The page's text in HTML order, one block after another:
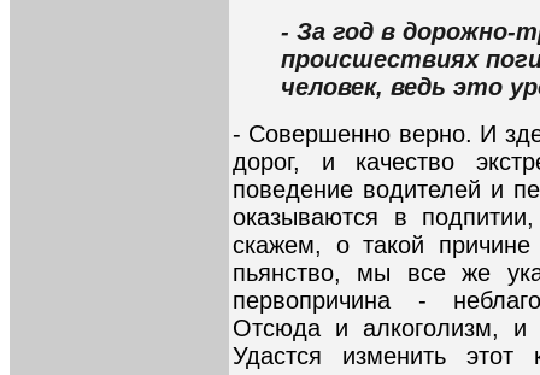
- За год в дорожно-
происшествиях
человек, ведь это
- Совершенно верно. И
дорог, и качество
поведение водителей и
оказываются в
скажем, о такой причине
пьянство, мы все же
первопричина -
Отсюда и алкоголизм, и
Удастся изменить